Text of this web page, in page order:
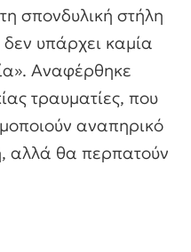
σπονδυλική στήλη
υπάρχει καμία
Αναφέρθηκε
τραυματίες, που
αναπηρικό
αλλά θα περπατούν